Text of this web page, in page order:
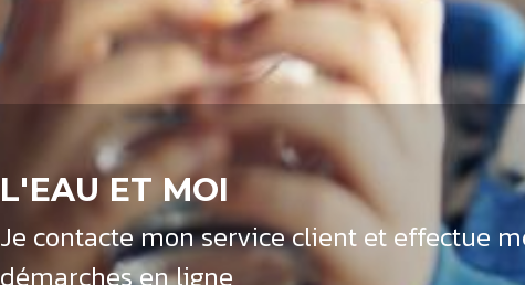
L'EAU ET MOI
Je contacte mon service client et effectue
démarches en ligne